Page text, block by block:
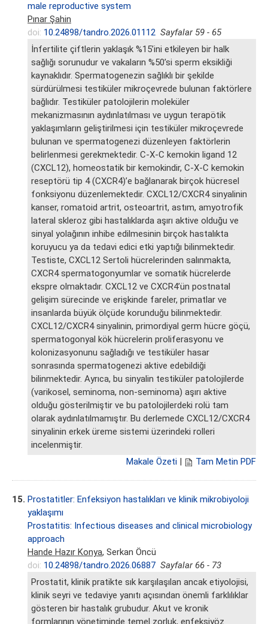
male reproductive system
Pınar Şahin
doi: 10.24898/tandro.2026.01112 Sayfalar 59 - 65
İnfertilite çiftlerin yaklaşık %15’ini etkileyen bir halk
sağlığı sorunudur ve vakaların %50’si sperm eksikliği
kaynaklıdır. Spermatogenezin sağlıklı bir şekilde
sürdürülmesi testiküler mikroçevrede bulunan faktörlere
bağlıdır. Testiküler patolojilerin moleküler
mekanizmasının aydınlatılması ve uygun terapötik
yaklaşımların geliştirilmesi için testiküler mikroçevrede
bulunan ve spermatogenezi düzenleyen faktörlerin
belirlenmesi gerekmektedir. C-X-C kemokin ligand 12
(CXCL12), homeostatik bir kemokindir, C-X-C kemokin
reseptörü tip 4 (CXCR4)’e bağlanarak birçok hücresel
fonksiyonu düzenlemektedir. CXCL12/CXCR4 sinyalinin
kanser, romatoid artrit, osteoartrit, astım, amyotrofik
lateral skleroz gibi hastalıklarda aşırı aktive olduğu ve
sinyal yolağının inhibe edilmesinin birçok hastalıkta
koruyucu ya da tedavi edici etki yaptığı bilinmektedir.
Testiste, CXCL12 Sertoli hücrelerinden salınmakta,
CXCR4 spermatogonyumlar ve somatik hücrelerde
ekspre olmaktadır. CXCL12 ve CXCR4’ün postnatal
gelişim sürecinde ve erişkinde fareler, primatlar ve
insanlarda büyük ölçüde korunduğu bilinmektedir.
CXCL12/CXCR4 sinyalinin, primordiyal germ hücre göçü,
spermatogonyal kök hücrelerin proliferasyonu ve
kolonizasyonunu sağladığı ve testiküler hasar
sonrasında spermatogenezi aktive edebildiği
bilinmektedir. Ayrıca, bu sinyalin testiküler patolojilerde
(varikosel, seminoma, non-seminoma) aşırı aktive
olduğu gösterilmiştir ve bu patolojilerdeki rolü tam
olarak aydınlatılmamıştır. Bu derlemede CXCL12/CXCR4
sinyalinin erkek üreme sistemi üzerindeki rolleri
incelenmiştir.
Makale Özeti
Tam Metin PDF
15. Prostatitler: Enfeksiyon hastalıkları ve klinik mikrobiyoloji
yaklaşımı
Prostatitis: Infectious diseases and clinical microbiology
approach
Hande Hazır Konya, Serkan Öncü
doi: 10.24898/tandro.2026.06887 Sayfalar 66 - 73
Prostatit, klinik pratikte sık karşılaşılan ancak etiyolojisi,
klinik seyri ve tedaviye yanıtı açısından önemli farklılıklar
gösteren bir hastalık grubudur. Akut ve kronik